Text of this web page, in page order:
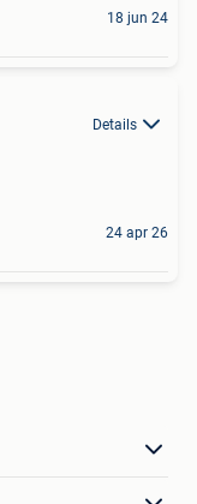
18 jun 24
Details
24 apr 26